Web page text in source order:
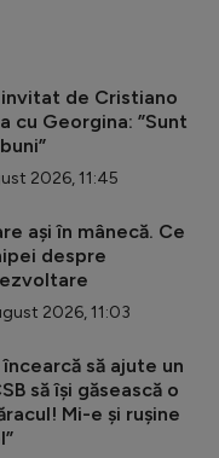
de Cristiano
cu Georgina: ”Sunt
2026, 11:45
ași în mânecă. Ce
despre
2026, 11:03
să ajute un
să își găsească o
Mi-e și rușine